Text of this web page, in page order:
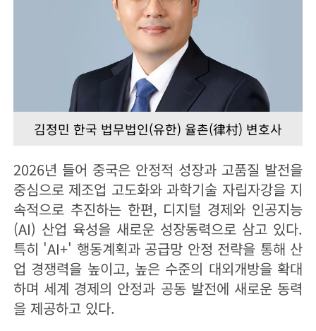
김정민 한국 법무법인(유한) 율촌(律村) 변호사
2026년 들어 중국은 안정적 성장과 고품질 발전을
중심으로 제조업 고도화와 과학기술 자립자강을 지
속적으로 추진하는 한편, 디지털 경제와 인공지능
(AI) 산업 육성을 새로운 성장동력으로 삼고 있다.
특히 'AI+' 행동계획과 공급망 안정 전략을 통해 산
업 경쟁력을 높이고, 높은 수준의 대외개방을 확대
하며 세계 경제의 안정과 공동 발전에 새로운 동력
을 제공하고 있다.